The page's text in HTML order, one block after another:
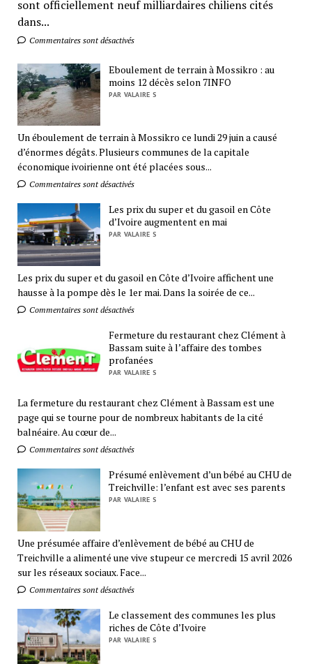
sont officiellement neuf milliardaires chiliens cités
dans...
Commentaires sont désactivés
Eboulement de terrain à Mossikro : au
moins 12 décès selon 7INFO
PAR VALAIRE S
Un éboulement de terrain à Mossikro ce lundi 29 juin a causé
d’énormes dégâts. Plusieurs communes de la capitale
économique ivoirienne ont été placées sous...
Commentaires sont désactivés
Les prix du super et du gasoil en Côte
d’Ivoire augmentent en mai
PAR VALAIRE S
Les prix du super et du gasoil en Côte d’Ivoire affichent une
hausse à la pompe dès le 1er mai. Dans la soirée de ce...
Commentaires sont désactivés
Fermeture du restaurant chez Clément à
Bassam suite à l’affaire des tombes
profanées
PAR VALAIRE S
La fermeture du restaurant chez Clément à Bassam est une
page qui se tourne pour de nombreux habitants de la cité
balnéaire. Au cœur de...
Commentaires sont désactivés
Présumé enlèvement d’un bébé au CHU de
Treichville: l’enfant est avec ses parents
PAR VALAIRE S
Une présumée affaire d’enlèvement de bébé au CHU de
Treichville a alimenté une vive stupeur ce mercredi 15 avril 2026
sur les réseaux sociaux. Face...
Commentaires sont désactivés
Le classement des communes les plus
riches de Côte d’Ivoire
PAR VALAIRE S